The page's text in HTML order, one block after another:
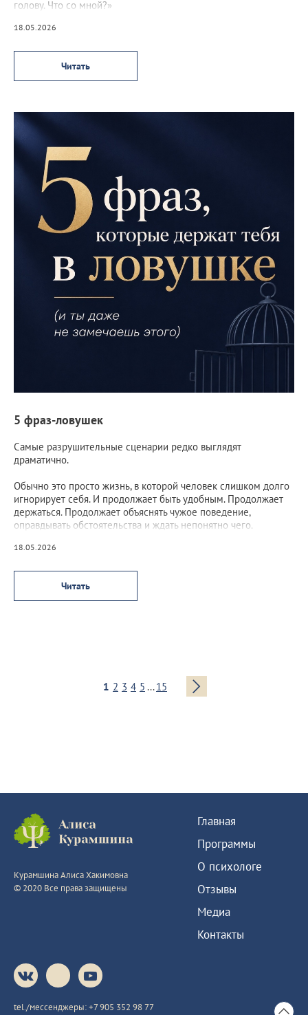
голову. Что со мной?»
18.05.2026
Читать
5 фраз-ловушек
Самые разрушительные сценарии редко выглядят
драматично.
Обычно это просто жизнь, в которой человек слишком долго
игнорирует себя. И продолжает быть удобным. Продолжает
держаться. Продолжает объяснять чужое поведение,
оправдывать обстоятельства и ждать непонятно чего.
18.05.2026
Читать
1 2 3 4 5 ...15
Курамшина Алиса Хакимовна
© 2020 Все права защищены
Главная
Программы
О психологе
Отзывы
Медиа
Контакты
tel./мессенджеры:+7 905 352 98 77